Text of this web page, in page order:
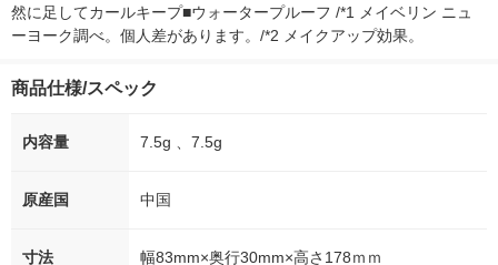
然に足してカールキープ■ウォータープルーフ /*1 メイベリン ニュ
ーヨーク調べ。個人差があります。/*2 メイクアップ効果。
商品仕様/スペック
内容量 7.5g 、7.5g
原産国 中国
寸法 幅83mm×奥行30mm×高さ178ｍｍ